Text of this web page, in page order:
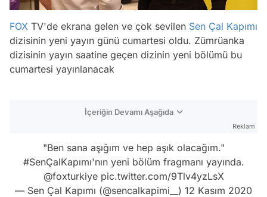
FOX TV'de ekrana gelen ve çok sevilen Sen Çal Kapımı
dizisinin yeni yayın günü cumartesi oldu. Zümrüanka
dizisinin yayın saatine geçen dizinin yeni bölümü bu
cumartesi yayınlanacak
İçeriğin Devamı Aşağıda
Reklam
"Ben sana aşığım ve hep aşık olacağım."
#SenÇalKapımı'nın yeni bölüm fragmanı yayında.
@foxturkiye pic.twitter.com/9Tlv4yzLsX
— Sen Çal Kapımı (@sencalkapimi__) 12 Kasım 2020